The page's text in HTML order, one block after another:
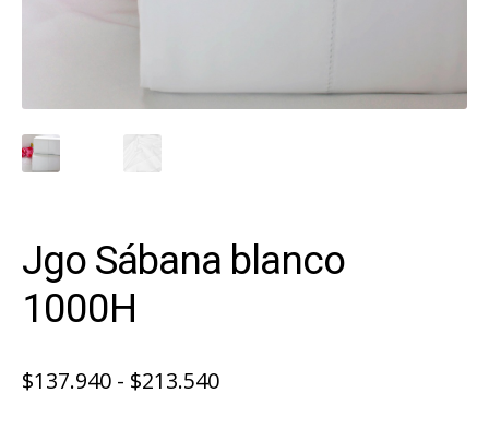
Jgo Sábana blanco
1000H
$137.940 - $213.540Rango